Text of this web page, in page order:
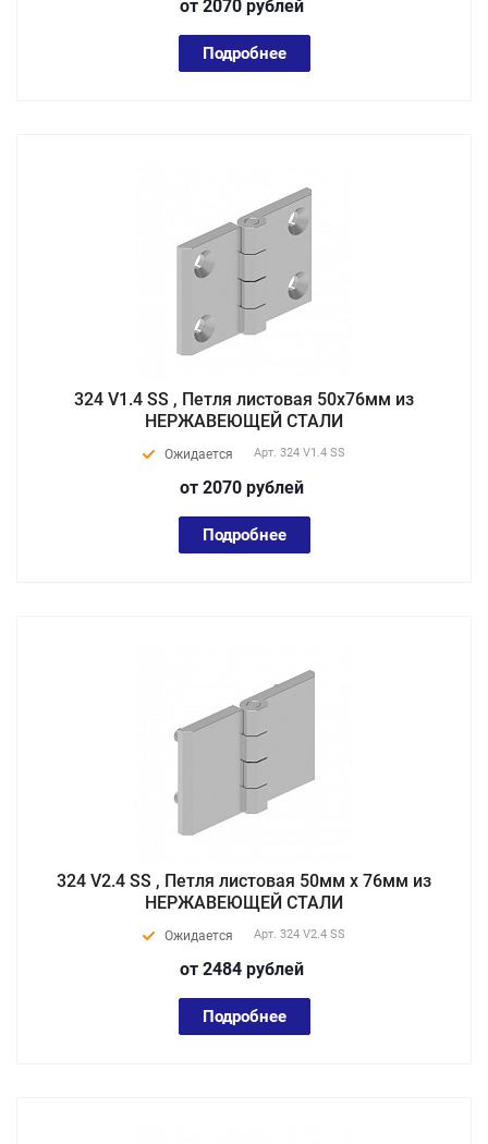
от 2070 рублей
Подробнее
324 V1.4 SS , Петля листовая 50х76мм из
НЕРЖАВЕЮЩЕЙ СТАЛИ
Ожидается Арт. 324 V1.4 SS
от 2070 рублей
Подробнее
324 V2.4 SS , Петля листовая 50мм х 76мм из
НЕРЖАВЕЮЩЕЙ СТАЛИ
Ожидается Арт. 324 V2.4 SS
от 2484 рублей
Подробнее